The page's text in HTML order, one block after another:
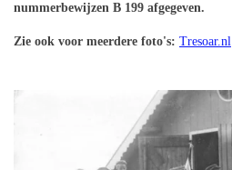
nummerbewijzen B 199 afgegeven.
Zie ook voor meerdere foto's: Tresoar.nl